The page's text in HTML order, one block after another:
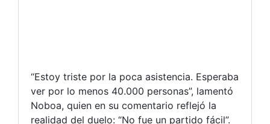
“Estoy triste por la poca asistencia. Esperaba
ver por lo menos 40.000 personas”, lamentó
Noboa, quien en su comentario reflejó la
realidad del duelo: “No fue un partido fácil”.